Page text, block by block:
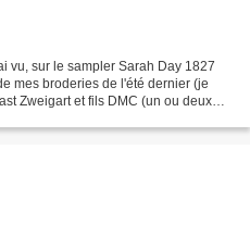
vu, sur le sampler Sarah Day 1827
mes broderies de l'été dernier (je
Zweigart et fils DMC (un ou deux